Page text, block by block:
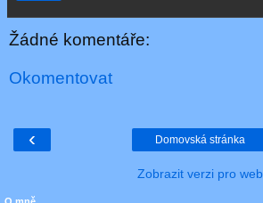
Žádné komentáře:
Okomentovat
‹ Domovská stránka
Zobrazit verzi pro web